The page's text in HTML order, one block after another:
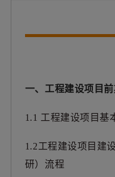
一、工程建设项目
1.1 工程建设项目基
1.2工程建设项目建
研）流程